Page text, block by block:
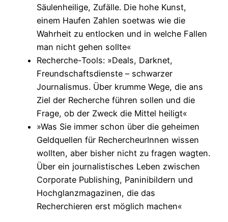
Säulenheilige, Zufälle. Die hohe Kunst,
einem Haufen Zahlen soetwas wie die
Wahrheit zu entlocken und in welche Fallen
man nicht gehen sollte«
Recherche-Tools: »Deals, Darknet,
Freundschaftsdienste – schwarzer
Journalismus. Über krumme Wege, die ans
Ziel der Recherche führen sollen und die
Frage, ob der Zweck die Mittel heiligt«
»Was Sie immer schon über die geheimen
Geldquellen für RechercheurInnen wissen
wollten, aber bisher nicht zu fragen wagten.
Über ein journalistisches Leben zwischen
Corporate Publishing, Paninibildern und
Hochglanzmagazinen, die das
Recherchieren erst möglich machen«